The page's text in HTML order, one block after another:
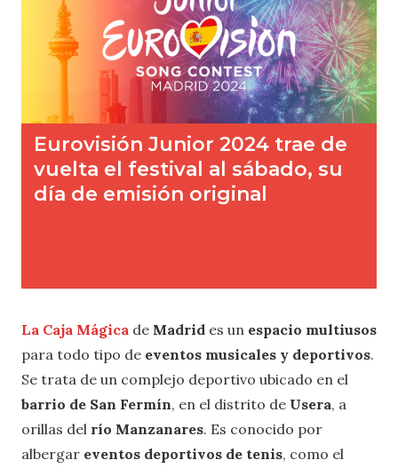
La Caja Mágica de Madrid es un espacio multiusos
para todo tipo de eventos musicales y deportivos.
Se trata de un complejo deportivo ubicado en el
barrio de San Fermín, en el distrito de Usera, a
orillas del río Manzanares. Es conocido por
albergar eventos deportivos de tenis, como el